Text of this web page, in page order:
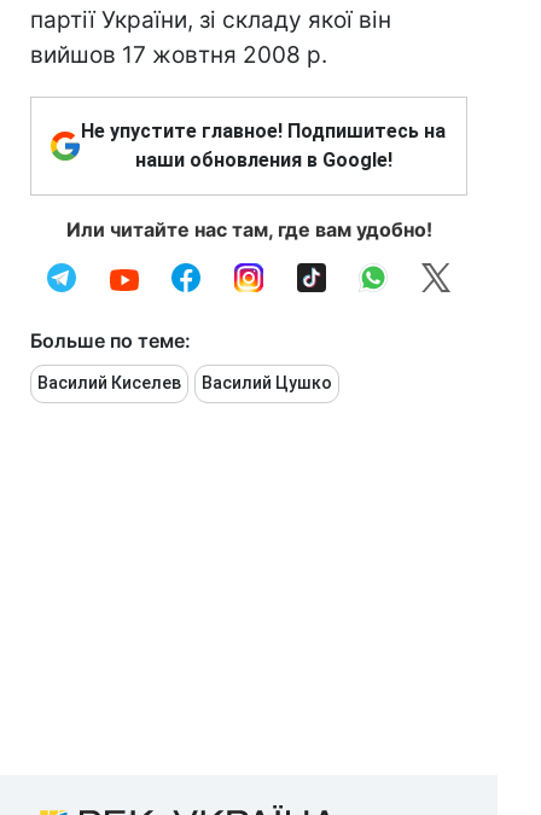
партії України, зі складу якої він
вийшов 17 жовтня 2008 р.
Не упустите главное! Подпишитесь на
наши обновления в Google!
Или читайте нас там, где вам удобно!
Больше по теме:
Василий Киселев Василий Цушко